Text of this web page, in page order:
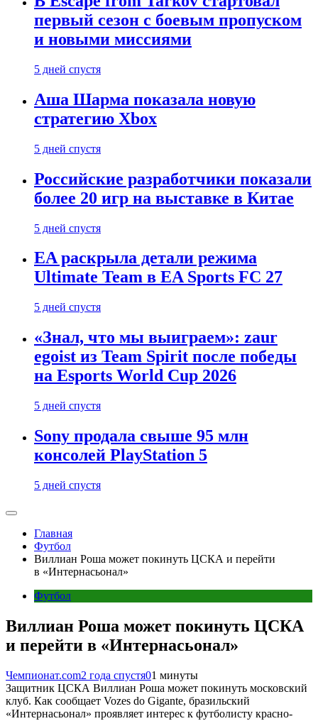
первый сезон с боевым пропуском
и новыми миссиями
5 дней спустя
Аша Шарма показала новую
стратегию Xbox
5 дней спустя
Российские разработчики показали
более 20 игр на выставке в Китае
5 дней спустя
EA раскрыла детали режима
Ultimate Team в EA Sports FC 27
5 дней спустя
«Знал, что мы выиграем»: zaur
egoist из Team Spirit после победы
на Esports World Cup 2026
5 дней спустя
Sony продала свыше 95 млн
консолей PlayStation 5
5 дней спустя
Главная
Футбол
Виллиан Роша может покинуть ЦСКА и перейти
в «Интернасьонал»
Футбол
Виллиан Роша может покинуть ЦСКА
и перейти в «Интернасьонал»
Чемпионат.com2 года спустя01 минуты
Защитник ЦСКА Виллиан Роша может покинуть московский
клуб. Как сообщает Vozes do Gigante, бразильский
«Интернасьонал» проявляет интерес к футболисту красно-